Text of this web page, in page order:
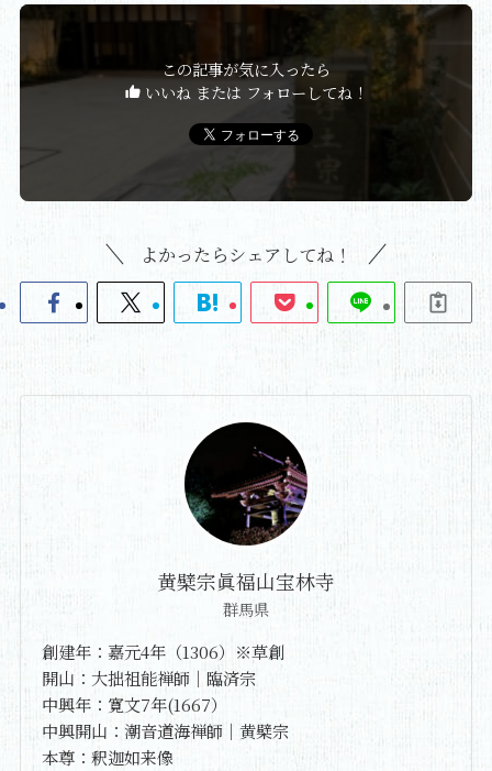
この記事が気に入ったら
いいね または フォローしてね！
よかったらシェアしてね！
黄檗宗眞福山宝林寺
群馬県
創建年：嘉元4年（1306）※草創
開山：大拙祖能禅師｜臨済宗
中興年：寛文7年(1667）
中興開山：潮音道海禅師｜黄檗宗
本尊：釈迦如来像